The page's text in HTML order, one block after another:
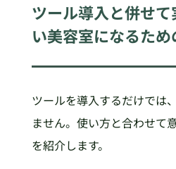
ツール導入と併せ
い美容室になるため
ツールを導入するだけでは
ません。使い方と合わせて
を紹介します。